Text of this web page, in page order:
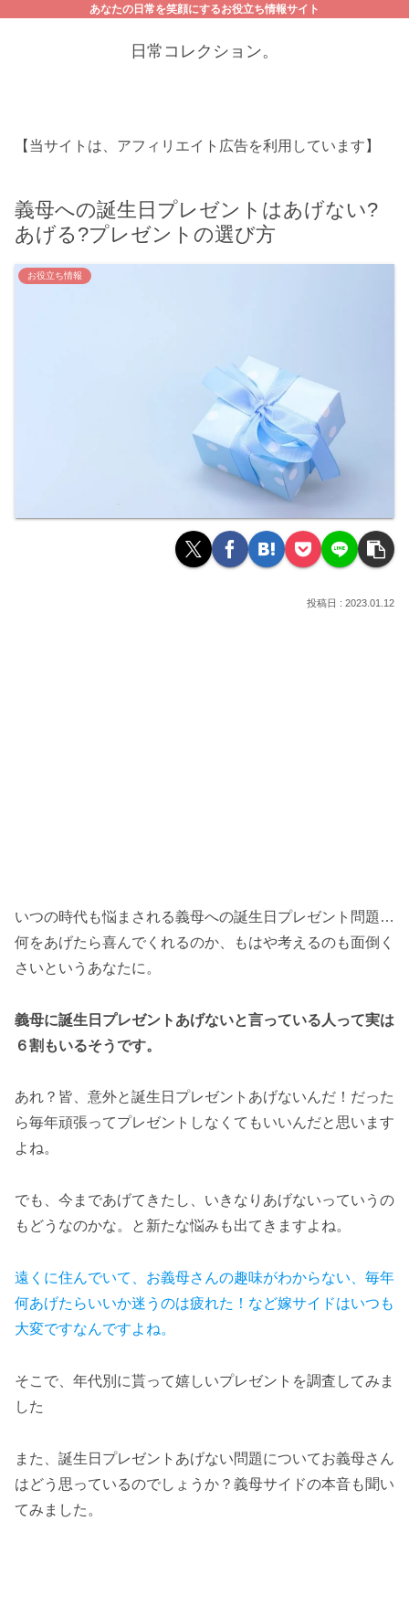
あなたの日常を笑顔にするお役立ち情報サイト
日常コレクション。
【当サイトは、アフィリエイト広告を利用しています】
義母への誕生日プレゼントはあげない?
あげる?プレゼントの選び方
お役立ち情報
2023.01.12
いつの時代も悩まされる義母への誕生日プレゼント問題…
何をあげたら喜んでくれるのか、もはや考えるのも面倒く
さいというあなたに。
義母に誕生日プレゼントあげないと言っている人って実は
６割もいるそうです。
あれ？皆、意外と誕生日プレゼントあげないんだ！だった
ら毎年頑張ってプレゼントしなくてもいいんだと思います
よね。
でも、今まであげてきたし、いきなりあげないっていうの
もどうなのかな。と新たな悩みも出てきますよね。
遠くに住んでいて、お義母さんの趣味がわからない、毎年
何あげたらいいか迷うのは疲れた！など嫁サイドはいつも
大変ですなんですよね。
そこで、年代別に貰って嬉しいプレゼントを調査してみま
した
また、誕生日プレゼントあげない問題についてお義母さん
はどう思っているのでしょうか？義母サイドの本音も聞い
てみました。